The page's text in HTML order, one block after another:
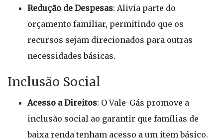
Redução de Despesas: Alivia parte do
orçamento familiar, permitindo que os
recursos sejam direcionados para outras
necessidades básicas.
Inclusão Social
Acesso a Direitos: O Vale-Gás promove a
inclusão social ao garantir que famílias de
baixa renda tenham acesso a um item básico.